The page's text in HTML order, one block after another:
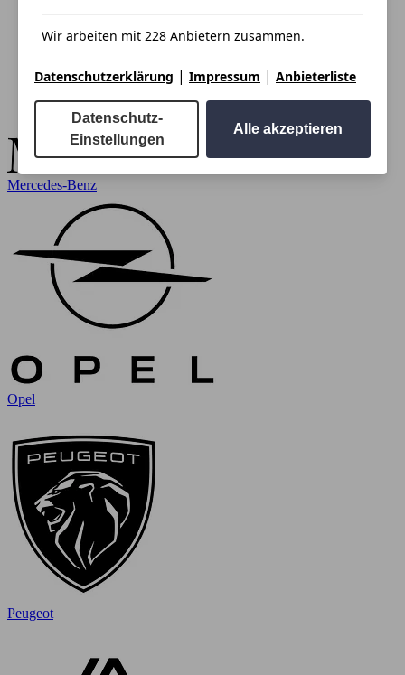
Mercedes-Benz
Opel
Peugeot
Wir arbeiten mit 228 Anbietern zusammen.
Datenschutzerklärung | Impressum | Anbieterliste
Datenschutz-
Einstellungen
Alle akzeptieren